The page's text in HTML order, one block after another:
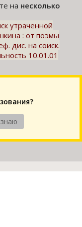
на несколько
утраченной
: от поэмы
дис. на соиск.
10.01.01